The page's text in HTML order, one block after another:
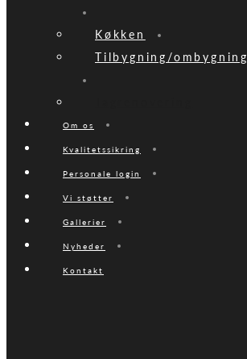
Køkken
Tilbygning/ombygning
Om os
Kvalitetssikring
Personale login
Vi støtter
Gallerier
Nyheder
Kontakt